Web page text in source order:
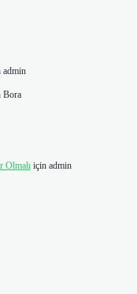
admin
Bora
Olmalıiçin admin